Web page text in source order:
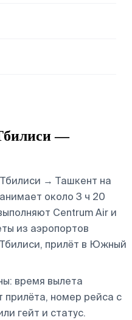
—
→ Ташкент на
около 3 ч 20
Centrum Air и
из аэропортов
прилёт в Южный
время вылета
прилёта, номер рейса с
гейт и статус.